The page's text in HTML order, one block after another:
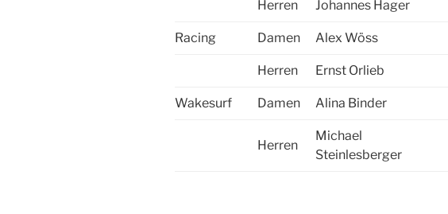
Herren Johannes Hager
Racing Damen Alex Wöss
Herren Ernst Orlieb
Wakesurf Damen Alina Binder
Herren
Michael
Steinlesberger